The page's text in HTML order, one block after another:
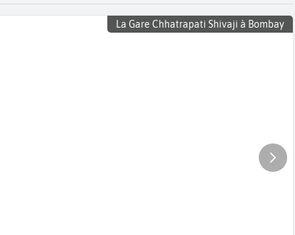
La Gare Chhatrapati Shivaji à Bombay